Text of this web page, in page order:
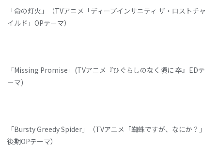
「命の灯火」（TVアニメ「ディープインサニティ ザ・ロストチャ
イルド」OPテーマ）
「Missing Promise」(TVアニメ『ひぐらしのなく頃に 卒』EDテ
ーマ)
「Bursty Greedy Spider」（TVアニメ「蜘蛛ですが、なにか？」
後期OPテーマ）